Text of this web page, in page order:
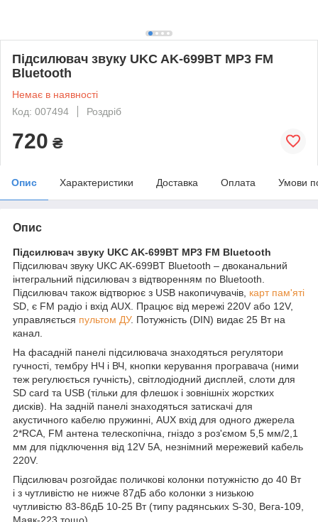
Підсилювач звуку UKC AK-699BT MP3 FM
Bluetooth
Немає в наявності
Код: 007494
Роздріб
720 ₴
Опис Характеристики Доставка Оплата Умови
Опис
Підсилювач звуку UKC AK-699BT MP3 FM Bluetooth
Підсилювач звуку UKC AK-699BT Bluetooth – двоканальний
інтегральний підсилювач з відтворенням по Bluetooth.
Підсилювач також відтворює з USB накопичувачів, карт пам'яті
SD, є FM радіо і вхід AUX. Працює від мережі 220V або 12V,
управляється пультом ДУ. Потужність (DIN) видає 25 Вт на
канал.
На фасадній панелі підсилювача знаходяться регулятори
гучності, тембру НЧ і ВЧ, кнопки керування програвача (ними
теж регулюється гучність), світлодіодний дисплей, слоти для
SD card та USB (тільки для флешок і зовнішніх жорстких
дисків). На задній панелі знаходяться затискачі для
акустичного кабелю пружинні, AUX вхід для одного джерела
2*RCA, FM антена телескопічна, гніздо з роз'ємом 5,5 мм/2,1
мм для підключення від 12V 5A, незнімний мережевий кабель
220V.
Підсилювач розгойдає поличкові колонки потужністю до 40 Вт
і з чутливістю не нижче 87дБ або колонки з низькою
чутливістю 83-86дБ 10-25 Вт (типу радянських S-30, Вега-109,
Маяк-223 тощо)